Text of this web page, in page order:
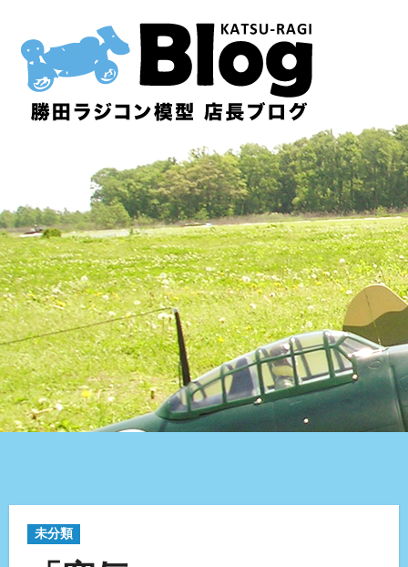
未分類